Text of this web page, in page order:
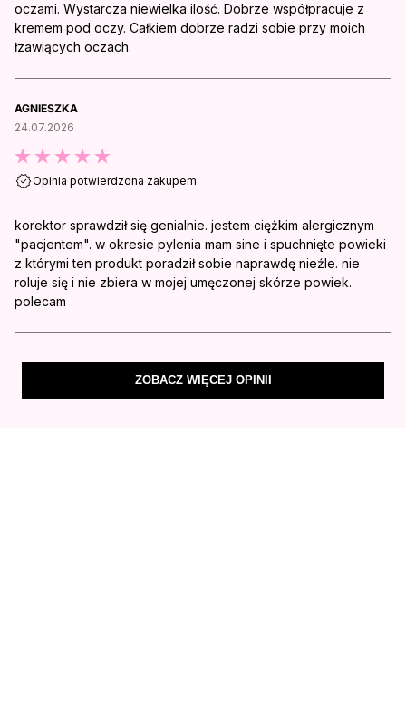
oczami. Wystarcza niewielka ilość. Dobrze współpracuje z
kremem pod oczy. Całkiem dobrze radzi sobie przy moich
łzawiących oczach.
AGNIESZKA
24.07.2026
Opinia potwierdzona zakupem
korektor sprawdził się genialnie. jestem ciężkim alergicznym
"pacjentem". w okresie pylenia mam sine i spuchnięte powieki
z którymi ten produkt poradził sobie naprawdę nieźle. nie
roluje się i nie zbiera w mojej umęczonej skórze powiek.
polecam
ZOBACZ WIĘCEJ OPINII